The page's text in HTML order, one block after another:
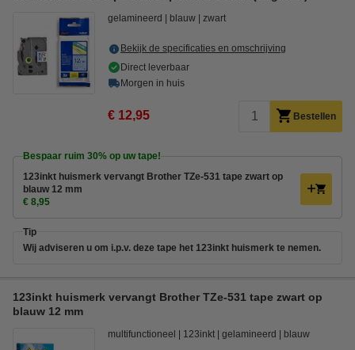
gelamineerd blauw zwart
Bekijk de specificaties en omschrijving
Direct leverbaar
Morgen in huis
€ 12,95 Bestellen
Bespaar ruim 30% op uw tape!
123inkt huismerk vervangt Brother TZe-531 tape zwart op
blauw 12 mm
€ 8,95
Tip
Wij adviseren u om i.p.v. deze tape het 123inkt huismerk te nemen.
123inkt huismerk vervangt Brother TZe-531 tape zwart op
blauw 12 mm
multifunctioneel 123inkt gelamineerd blauw